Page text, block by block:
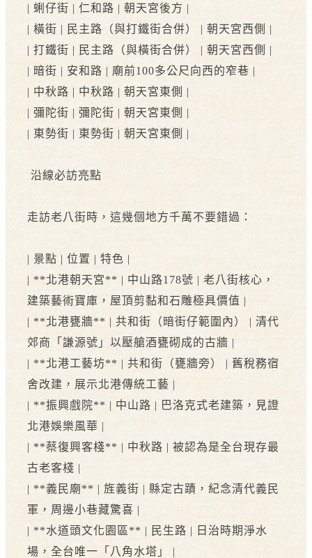
| 蜊仔街 | 仁和路 | 朝天宮後方 |
| 橫街 | 民主路（與打鐵街合併） | 朝天宮西側 |
| 打鐵街 | 民主路（與橫街合併） | 朝天宮西側 |
| 暗街 | 安和路 | 廟前100多公尺向西的窄巷 |
| 中秋路 | 中秋路 | 朝天宮東側 |
| 彌陀街 | 彌陀街 | 朝天宮東側 |
| 東勢街 | 東勢街 | 朝天宮東側 |
沿線必訪亮點
走訪老八街時，這幾個地方千萬不要錯過：
| 景點 | 位置 | 特色 |
| **北港朝天宮** | 中山路178號 | 老八街核心，
建築藝術寶庫，屋頂剪黏和石雕極具價值 |
| **北港甕牆** | 共和街（暗街仔範圍內） | 清代
郊商「謙源號」以壓艙酒甕砌成的古牆 |
| **北港工藝坊** | 共和街（甕牆旁） | 舊稅務宿
舍改建，展示北港傳統工藝 |
| **振興戲院** | 中山路 | 巴洛克式老建築，見證
北港娛樂風華 |
| **蔡復興客棧** | 中秋路 | 被認為是全台現存最
古老客棧 |
| **義民廟** | 旌義街 | 縣定古蹟，紀念清代義民
軍，周邊小巷藏驚喜 |
| **水道頭文化園區** | 民生路 | 日治時期淨水
場，全台唯一「八角水塔」 |